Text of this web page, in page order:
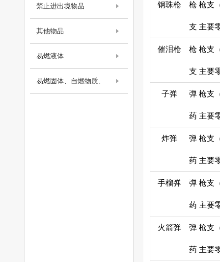
禁止进出境物品
其他物品
易燃液体
易燃固体、自燃物质、...
钢珠枪 枪
支
枪支
主要
催泪枪 枪
支
枪支
主要
子弹 弹
药
枪支
主要
炸弹 弹
药
枪支
主要
手榴弹 弹
药
枪支
主要
火箭弹 弹
药
枪支
主要